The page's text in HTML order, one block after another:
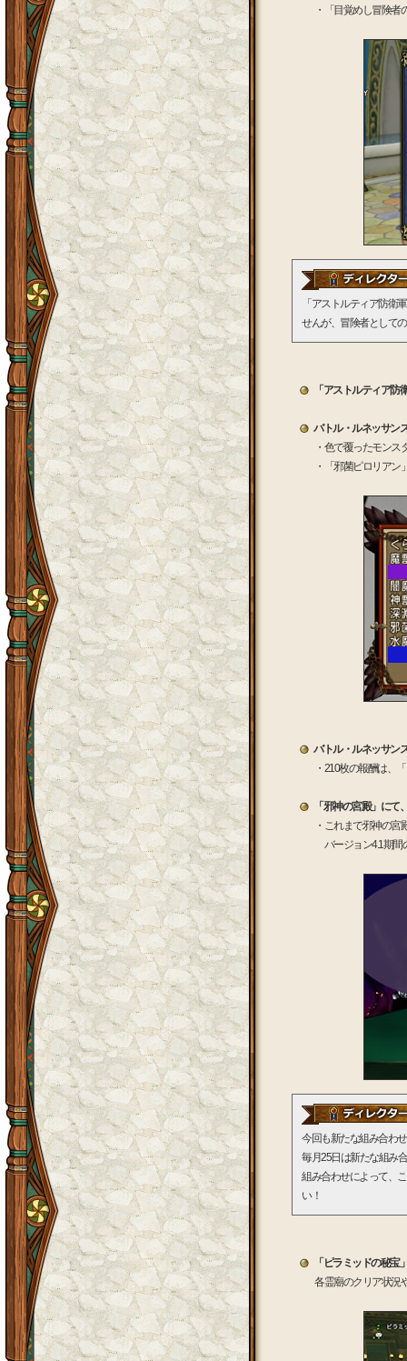
・「目覚めし冒険
「アストルティア防衛
せんが、冒険者として
「アストルティア
バトル・ルネッサン
・色で覆ったモン
・「邪菌ピロリア
バトル・ルネッサン
・210枚の報酬は、
「邪神の宮殿」に
・これまで邪神の
バージョン4.1期間
今回も新たな組み合わ
毎月25日は新たな組み
組み合わせによって、
い！
「ピラミッドの秘
各霊廟のクリア状況